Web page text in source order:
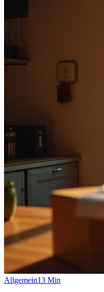
Allgemein13 Min